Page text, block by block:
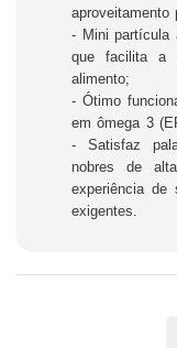
aproveitamento
- Mini partícula
que facilita a
alimento;
- Ótimo
em ômega 3
- Satisfaz
nobres de
experiência de
exigentes.